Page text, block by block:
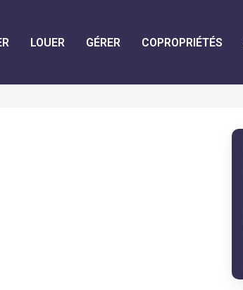
LOUER GÉRER COPROPRIÉTÉS